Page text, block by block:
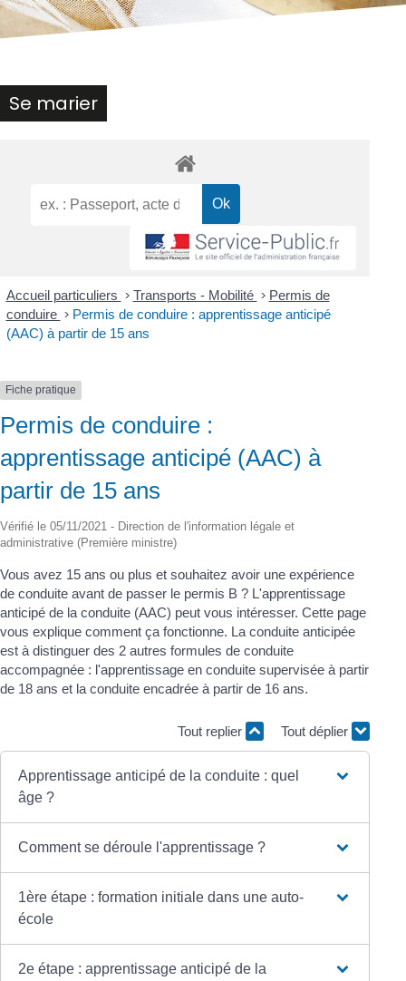
Se marier
Accueil particuliers > Transports - Mobilité > Permis de
conduire > Permis de conduire : apprentissage anticipé
(AAC) à partir de 15 ans
Fiche pratique
Permis de conduire :
apprentissage anticipé (AAC) à
partir de 15 ans
Vérifié le 05/11/2021 - Direction de l'information légale et
administrative (Première ministre)
Vous avez 15 ans ou plus et souhaitez avoir une expérience
de conduite avant de passer le permis B ? L'apprentissage
anticipé de la conduite (AAC) peut vous intéresser. Cette page
vous explique comment ça fonctionne. La conduite anticipée
est à distinguer des 2 autres formules de conduite
accompagnée : l'apprentissage en conduite supervisée à partir
de 18 ans et la conduite encadrée à partir de 16 ans.
Tout replier Tout déplier
Apprentissage anticipé de la conduite : quel
âge ?
Comment se déroule l'apprentissage ?
1ère étape : formation initiale dans une auto-
école
2e étape : apprentissage anticipé de la